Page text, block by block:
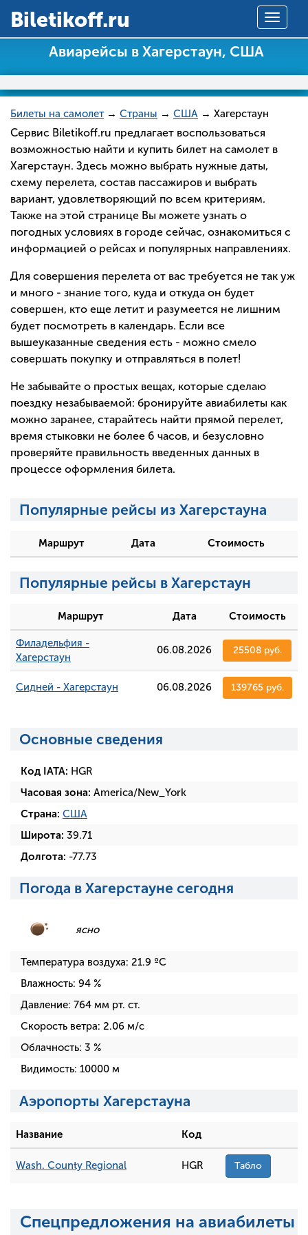
Toggle
Вiletikoff.ru
Авиарейсы в Хагерстаун, США
Билеты на самолет → Страны → США → Хагерстаун
Сервис Biletikoff.ru предлагает воспользоваться
возможностью найти и купить билет на самолет в
Хагерстаун. Здесь можно выбрать нужные даты,
схему перелета, состав пассажиров и выбрать
вариант, удовлетворяющий по всем критериям.
Также на этой странице Вы можете узнать о
погодных условиях в городе сейчас, ознакомиться с
информацией о рейсах и популярных направлениях.
Для совершения перелета от вас требуется не так уж
и много - знание того, куда и откуда он будет
совершен, кто еще летит и разумеется не лишним
будет посмотреть в календарь. Если все
вышеуказанные сведения есть - можно смело
совершать покупку и отправляться в полет!
Не забывайте о простых вещах, которые сделаю
поездку незабываемой: бронируйте авиабилеты как
можно заранее, старайтесь найти прямой перелет,
время стыковки не более 6 часов, и безусловно
проверяйте правильность введенных данных в
процессе оформления билета.
Популярные рейсы из Хагерстауна
Маршрут Дата Стоимость
Популярные рейсы в Хагерстаун
Маршрут Дата Стоимость
Филадельфия -
Хагерстаун
06.08.2026 25508 руб.
Сидней - Хагерстаун 06.08.2026 139765 руб.
Основные сведения
Код IATA: HGR
Часовая зона: America/New_York
Страна: США
Широта: 39.71
Долгота: -77.73
Погода в Хагерстауне сегодня
ясно
Температура воздуха: 21.9 ºC
Влажность: 94 %
Давление: 764 мм рт. ст.
Скорость ветра: 2.06 м/с
Облачность: 3 %
Видимость: 10000 м
Аэропорты Хагерстауна
Название Код
Wash. County Regional HGR Табло
Спецпредложения на авиабилеты